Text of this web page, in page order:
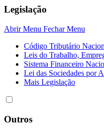
Legislação
Abrir Menu Fechar Menu
Código Tributário
Leis do Trabalho,
Sistema Financeiro
Lei das Sociedades por
Mais Legislação
Outros